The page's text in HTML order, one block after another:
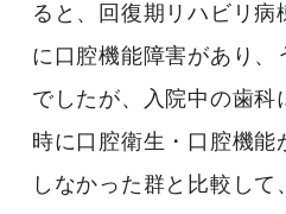
ると、回復期リハビリ病
に口腔機能障害があり、
でしたが、入院中の歯科
時に口腔衛生・口腔機能
しなかった群と比較し